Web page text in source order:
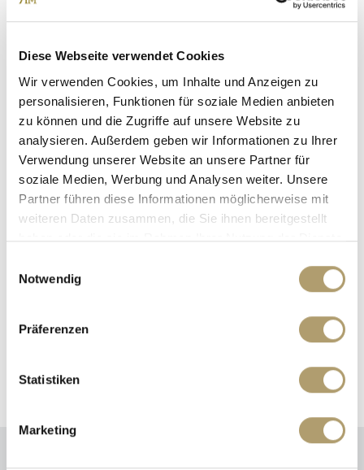
Diese Webseite verwendet Cookies
Wir verwenden Cookies, um Inhalte und Anzeigen zu
personalisieren, Funktionen für soziale Medien anbieten
zu können und die Zugriffe auf unsere Website zu
analysieren. Außerdem geben wir Informationen zu Ihrer
Verwendung unserer Website an unsere Partner für
soziale Medien, Werbung und Analysen weiter. Unsere
Partner führen diese Informationen möglicherweise mit
weiteren Daten zusammen, die Sie ihnen bereitgestellt
haben oder die sie im Rahmen Ihrer Nutzung der Dienste
Notwendig
Präferenzen
Statistiken
Marketing
Ansprechpartner
Telefax: +49 89 90932011
ritter@ritterherz.de